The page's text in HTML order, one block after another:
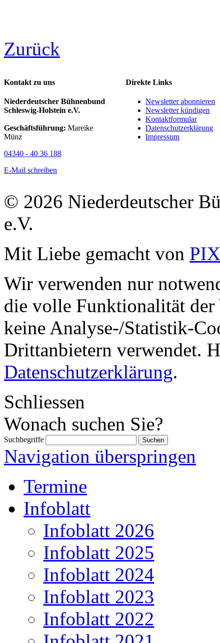
Zurück
Kontakt zu uns
Niederdeutscher Bühnenbund
Schleswig-Holstein e.V.
Geschäftsführung: Mareike
Münz
04340 - 40 36 188
E-Mail schreiben
Direkte Links
Newsletter abonnieren
Newsletter kündigen
Kontaktformular
Datenschutzerklärung
Impressum
© 2026 Niederdeutscher
e.V.
Mit Liebe gemacht von
Wir verwenden nur
die volle Funktionalität der
keine Analyse-/Statistik-
Drittanbietern verwendet.
Datenschutzerklärung.
Schliessen
Wonach suchen Sie?
Suchbegriffe
Navigation überspringen
Termine
Infoblatt
Infoblatt 2026
Infoblatt 2025
Infoblatt 2024
Infoblatt 2023
Infoblatt 2022